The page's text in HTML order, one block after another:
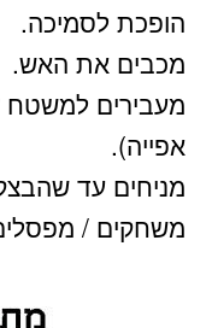
הופכת לסמיכה.
מכבים את האש.
מעבירים למשטח
אפייה).
מניחים עד
משחקים /